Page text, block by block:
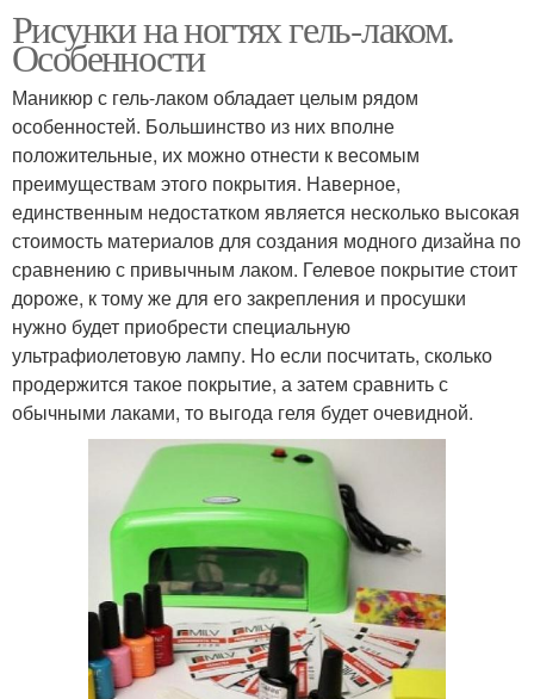
Рисунки на ногтях гель-лаком.
Особенности
Маникюр с гель-лаком обладает целым рядом
особенностей. Большинство из них вполне
положительные, их можно отнести к весомым
преимуществам этого покрытия. Наверное,
единственным недостатком является несколько высокая
стоимость материалов для создания модного дизайна по
сравнению с привычным лаком. Гелевое покрытие стоит
дороже, к тому же для его закрепления и просушки
нужно будет приобрести специальную
ультрафиолетовую лампу. Но если посчитать, сколько
продержится такое покрытие, а затем сравнить с
обычными лаками, то выгода геля будет очевидной.